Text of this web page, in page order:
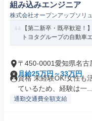
組み込みエンジニア
株式会社オープンアップソリ
【第二新卒・既卒歓迎
トヨタグループの自動車
〒450-0001愛知県名古
月給25万円～33万円
資格 未経験OK!女性も
ているため、経験は一...
通勤交通費全額支給